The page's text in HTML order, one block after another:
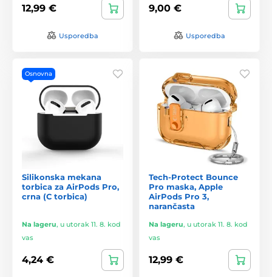
12,99 €
Usporedba
9,00 €
Usporedba
Osnovna
Silikonska mekana
torbica za AirPods Pro,
crna (C torbica)
Na lageru, u utorak 11. 8. kod
vas
4,24 €
Tech-Protect Bounce
Pro maska, Apple
AirPods Pro 3,
narančasta
Na lageru, u utorak 11. 8. kod
vas
12,99 €